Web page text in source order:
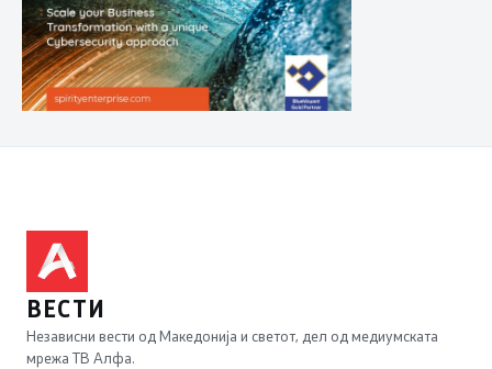
ВЕСТИ
Независни вести од Македонија и светот, дел од медиумската
мрежа ТВ Алфа.